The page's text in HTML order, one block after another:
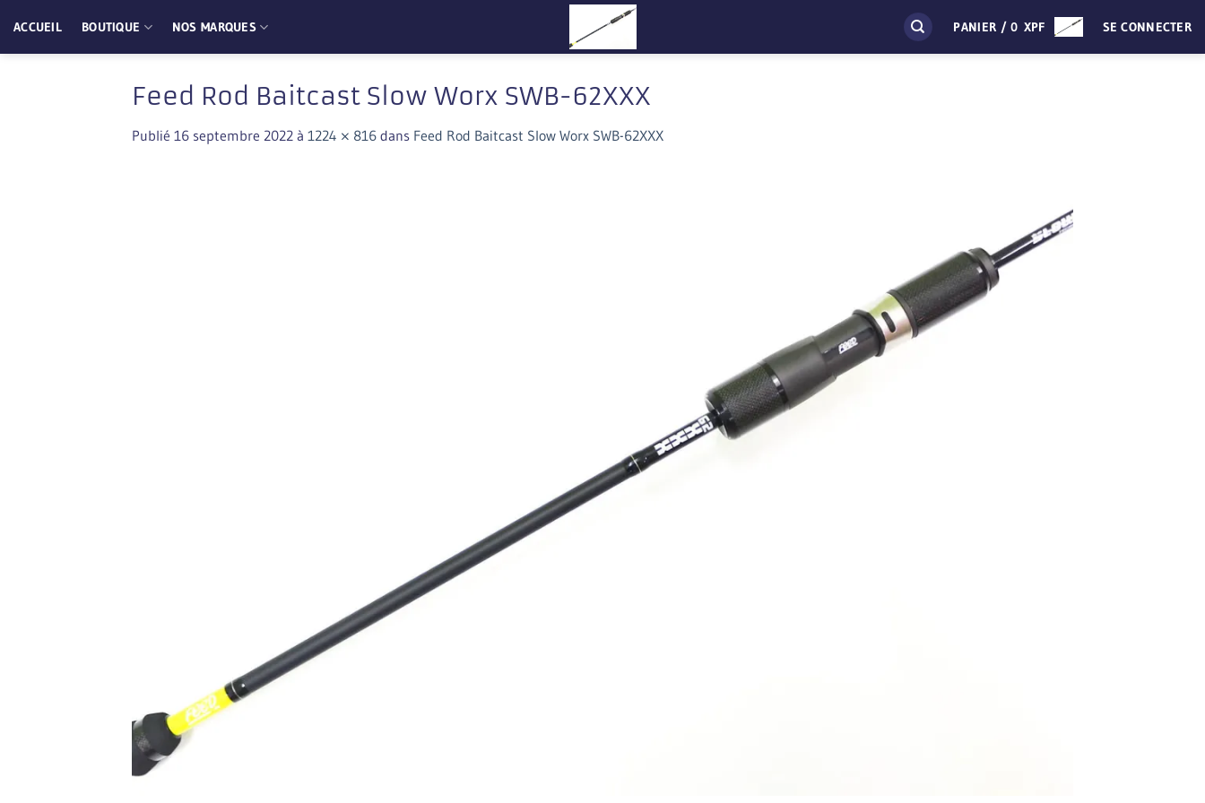
au
contenu
ACCUEIL BOUTIQUE NOS MARQUES PANIER /0 XPF SE CONNECTER
Feed Rod Baitcast Slow Worx SWB-62XXX
Publié 16 septembre 2022 à 1224 × 816 dans Feed Rod Baitcast Slow Worx SWB-62XXX